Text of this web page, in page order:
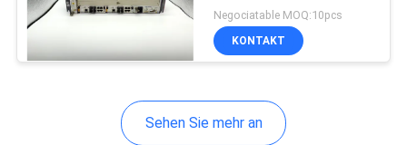
Anschluss OLT
5608T Uplink OLT
MA5608T
Negociatable MOQ:10pcs
KONTAKT
Sehen Sie mehr an